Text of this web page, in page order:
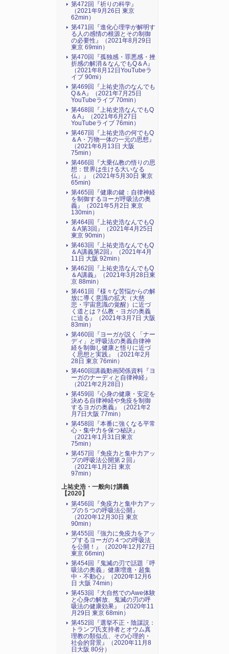
第472回『祈りの科学』
（2021年9月26日 東京
62min）
第471回『進化心理学が解明す
る人の感情の根源とその制御
の必要性』（2021年8月29日
東京 69min）
第470回『孤独感・罪悪感・挫
折感の解消＆なんでもQ＆A』
（2021年8月12日YouTubeラ
イブ 90mi）
第469回『上祐史浩のなんでも
Q＆A』（2021年7月25日
YouTubeライブ 70min）
第468回『上祐史浩なんでもQ
＆A』（2021年6月27日
YouTubeライブ 76min）
第467回『上祐史浩の何でもQ
＆A・万物一体の一元の思想』
（2021年6月13日 大阪
75min）
第466回『大乗仏教の悟りの思
想：世界は生ける大いなる
仏」』（2021年5月30日 東京
65min)
第465回『健康の鍵：自律神経
を制御するヨーガ呼吸法の奥
義』（2021年5月2日 東京
130min）
第464回『上祐史浩なんでもQ
＆A第3回』（2021年4月25日
東京 90min）
第463回『上祐史浩なんでもQ
＆A講義第2回』（2021年4月
11日 大阪 92min）
第462回『上祐史浩なんでもQ
＆A講義』（2021年3月28日東
京 88min）
第461回『様々な苦悩からの解
放に導く意識の拡大（大慈
悲・宇宙意識の覚醒）に近づ
く道とは？仏教・ヨガの奥義
に迫る』（2021年3月7日 大阪
83min）
第460回『ヨーガが説く「ナー
ディ」と呼吸法の奥義自律神
経を制御し健康と悟りに近づ
く思想と実践』（2021年2月
28日 東京 76min）
第460回講義動画関係資料『ヨ
ーガのナーディと自律神経』
（2021年2月28日）
第459回『心身の健康・安定を
決める自律神経や免疫を制御
するヨガの奥義』（2021年2
月7日大阪 77min）
第458回『本番に強くなる平常
心・集中力を保つ秘訣』
（2021年1月31日東京
75min）
第457回『免疫力と集中力アッ
プの呼吸法公開第２回』
（2021年1月2日 東京
97min）
上祐史浩・一般向け講義
【2020】
第456回『免疫力と集中力アッ
プの５つの呼吸法公開』
（2020年12月30日 東京
90min）
第455回『強力に免疫力をアッ
プするヨーガの４つの呼吸法
を公開！』（2020年12月27日
東京 66min)
第454回『鬼滅の刃で話題「呼
吸法の奥義」健康増進・超集
中・不動心』（2020年12月6
日 大阪 74min）
第453回『大自然でのAwe体験
と心身の解放、鬼滅の刃の呼
吸法の健康効果』（2020年11
月29日 東京 68min）
第452回『選挙不正・陰謀説：
トランプ氏支持者とオウム真
理教の類似点、その心理的・
社会的背景』（2020年11月8
日大阪 80分）